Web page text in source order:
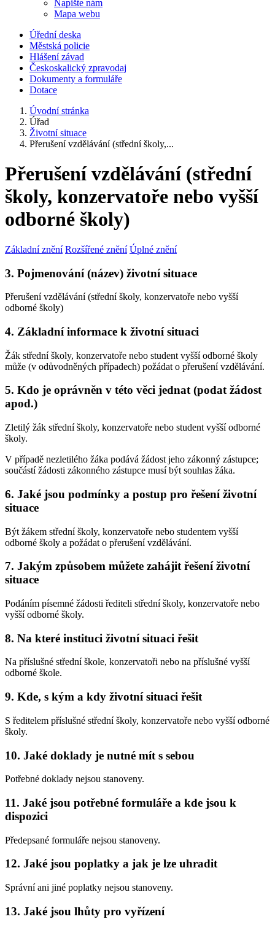
Napište nám
Mapa webu
Úřední deska
Městská policie
Hlášení závad
Českoskalický zpravodaj
Dokumenty a formuláře
Dotace
Úvodní stránka
Úřad
Životní situace
Přerušení vzdělávání (střední školy,...
Přerušení vzdělávání (střední
školy, konzervatoře nebo vyšší
odborné školy)
Základní znění Rozšířené znění Úplné znění
3. Pojmenování (název) životní situace
Přerušení vzdělávání (střední školy, konzervatoře nebo vyšší
odborné školy)
4. Základní informace k životní situaci
Žák střední školy, konzervatoře nebo student vyšší odborné školy
může (v odůvodněných případech) požádat o přerušení vzdělávání.
5. Kdo je oprávněn v této věci jednat (podat žádost
apod.)
Zletilý žák střední školy, konzervatoře nebo student vyšší odborné
školy.
V případě nezletilého žáka podává žádost jeho zákonný zástupce;
součástí žádosti zákonného zástupce musí být souhlas žáka.
6. Jaké jsou podmínky a postup pro řešení životní
situace
Být žákem střední školy, konzervatoře nebo studentem vyšší
odborné školy a požádat o přerušení vzdělávání.
7. Jakým způsobem můžete zahájit řešení životní
situace
Podáním písemné žádosti řediteli střední školy, konzervatoře nebo
vyšší odborné školy.
8. Na které instituci životní situaci řešit
Na příslušné střední škole, konzervatoři nebo na příslušné vyšší
odborné škole.
9. Kde, s kým a kdy životní situaci řešit
S ředitelem příslušné střední školy, konzervatoře nebo vyšší odborné
školy.
10. Jaké doklady je nutné mít s sebou
Potřebné doklady nejsou stanoveny.
11. Jaké jsou potřebné formuláře a kde jsou k
dispozici
Předepsané formuláře nejsou stanoveny.
12. Jaké jsou poplatky a jak je lze uhradit
Správní ani jiné poplatky nejsou stanoveny.
13. Jaké jsou lhůty pro vyřízení